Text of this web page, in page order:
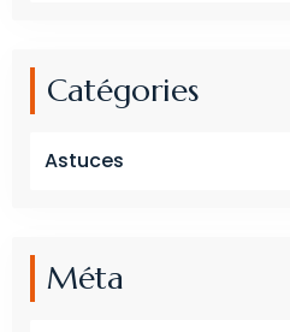
Catégories
Astuces
Méta